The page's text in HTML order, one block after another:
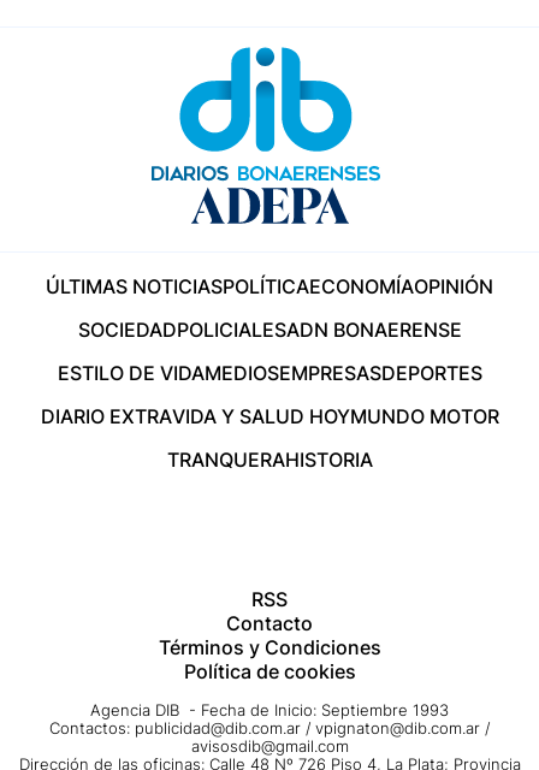
ÚLTIMAS NOTICIASPOLÍTICAECONOMÍAOPINIÓN
SOCIEDADPOLICIALESADN BONAERENSE
ESTILO DE VIDAMEDIOSEMPRESASDEPORTES
DIARIO EXTRAVIDA Y SALUD HOYMUNDO MOTOR
TRANQUERAHISTORIA
RSS
Contacto
Términos y Condiciones
Política de cookies
Agencia DIB - Fecha de Inicio: Septiembre 1993
Contactos: publicidad@dib.com.ar / vpignaton@dib.com.ar /
avisosdib@gmail.com
Dirección de las oficinas: Calle 48 Nº 726 Piso 4, La Plata; Provincia